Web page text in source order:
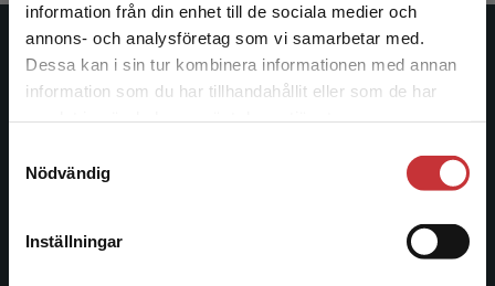
information från din enhet till de sociala medier och
annons- och analysföretag som vi samarbetar med.
Dessa kan i sin tur kombinera informationen med annan
information som du har tillhandahållit eller som de har
Nödvändig
Inställningar
Det verkar som att du besöker
studentlitteratur.se via en enhet utanför Sverige.
Vi erbjuder inte leveranser utanför Sverige. För
att kunna slutföra ett köp måste
Studentlitteratur
facklitteratur, utbildningar och digitala
informationstjänster i utbudet, finns Studentlitteratur med